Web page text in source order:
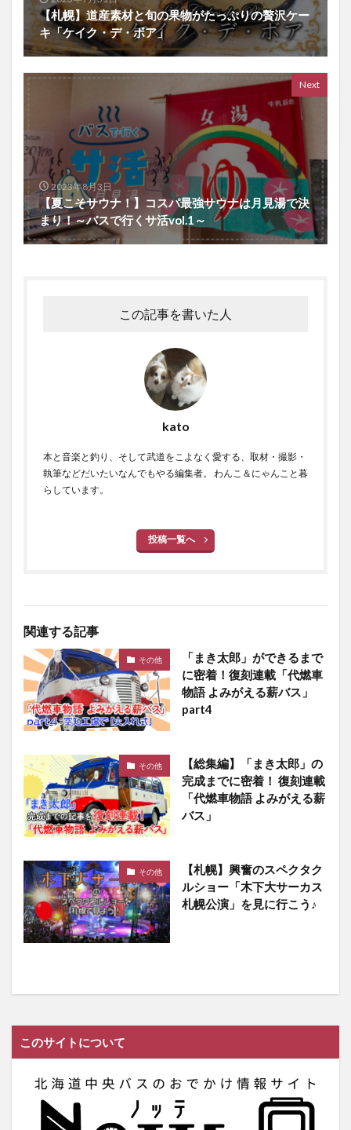
【札幌】道産素材と旬の果物がたっぷりの贅沢ケー
キ「ケイク・デ・ボア」
Next
2023年8月3日
【夏こそサウナ！】コスパ最強サウナは月見湯で決
まり！～バスで行くサ活vol.1～
この記事を書いた人
kato
本と音楽と釣り、そして武道をこよなく愛する、取材・撮影・
執筆などだいたいなんでもやる編集者。 わんこ＆にゃんこと暮
らしています。
投稿一覧へ
関連する記事
その他
「まき太郎」ができるまで
に密着！復刻連載「代燃車
物語 よみがえる薪バス」
part4
その他
【総集編】「まき太郎」の
完成までに密着！ 復刻連載
「代燃車物語 よみがえる薪
バス」
その他
【札幌】興奮のスペクタク
ルショー「木下大サーカス
札幌公演」を見に行こう♪
このサイトについて